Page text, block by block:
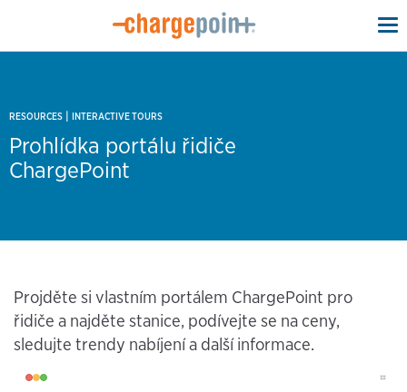
RESOURCES | INTERACTIVE TOURS
Prohlídka portálu řidiče
ChargePoint
Projděte si vlastním portálem ChargePoint pro
řidiče a najděte stanice, podívejte se na ceny,
sledujte trendy nabíjení a další informace.